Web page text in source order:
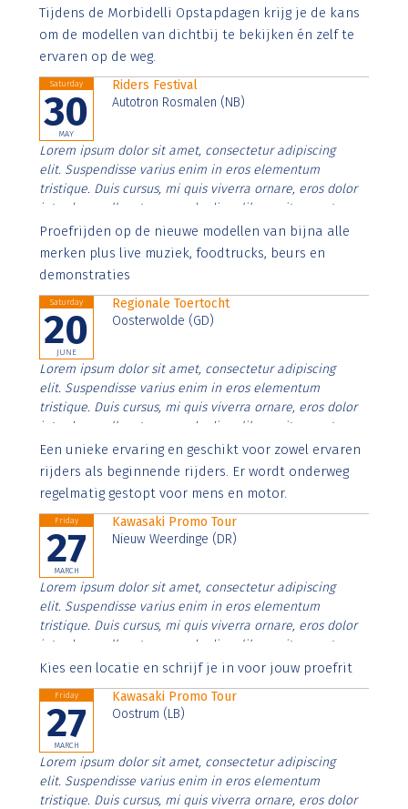
Aenean faucibus nibh et justo cursus id rutrum lorem
imperdiet. Nunc ut sem vitae risus tristique posuere.
Tijdens de Morbidelli Opstapdagen krijg je de kans
om de modellen van dichtbij te bekijken én zelf te
ervaren op de weg.
Saturday
30
MAY
Riders Festival
Autotron Rosmalen (NB)
Lorem ipsum dolor sit amet, consectetur adipiscing
elit. Suspendisse varius enim in eros elementum
tristique. Duis cursus, mi quis viverra ornare, eros dolor
interdum nulla, ut commodo diam libero vitae erat.
Aenean faucibus nibh et justo cursus id rutrum lorem
imperdiet. Nunc ut sem vitae risus tristique posuere.
Proefrijden op de nieuwe modellen van bijna alle
merken plus live muziek, foodtrucks, beurs en
demonstraties
Saturday
20
JUNE
Regionale Toertocht
Oosterwolde (GD)
Lorem ipsum dolor sit amet, consectetur adipiscing
elit. Suspendisse varius enim in eros elementum
tristique. Duis cursus, mi quis viverra ornare, eros dolor
interdum nulla, ut commodo diam libero vitae erat.
Aenean faucibus nibh et justo cursus id rutrum lorem
imperdiet. Nunc ut sem vitae risus tristique posuere.
Een unieke ervaring en geschikt voor zowel ervaren
rijders als beginnende rijders. Er wordt onderweg
regelmatig gestopt voor mens en motor.
Friday
27
MARCH
Kawasaki Promo Tour
Nieuw Weerdinge (DR)
Lorem ipsum dolor sit amet, consectetur adipiscing
elit. Suspendisse varius enim in eros elementum
tristique. Duis cursus, mi quis viverra ornare, eros dolor
interdum nulla, ut commodo diam libero vitae erat.
Aenean faucibus nibh et justo cursus id rutrum lorem
Kies een locatie en schrijf je in voor jouw proefrit
Friday
27
MARCH
Kawasaki Promo Tour
Oostrum (LB)
Lorem ipsum dolor sit amet, consectetur adipiscing
elit. Suspendisse varius enim in eros elementum
tristique. Duis cursus, mi quis viverra ornare, eros dolor